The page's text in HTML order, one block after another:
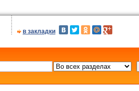
в закладки